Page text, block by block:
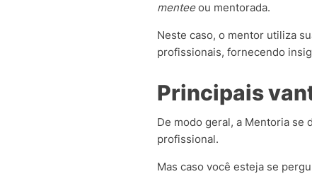
menteeou mentorada.
Neste caso, o mentor utiliza
profissionais, fornecendo
Principais
De modo geral, a Mentoria se
profissional.
Mas caso você esteja se